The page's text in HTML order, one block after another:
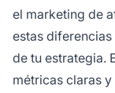
el marketing de
estas
de tu estrategia.
métricas claras